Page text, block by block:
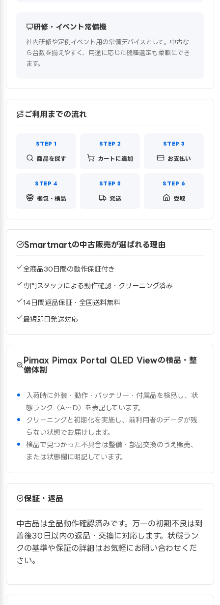
研修・イベント常備機
社内研修や定例イベント用の常備デバイスとして。中古な
ら台数を揃えやすく、用途に応じた機種選定も柔軟にでき
ます。
ご利用までの流れ
商品を探す カートに追加 お支払い
梱包・検品 発送 受取
Smartmartの中古販売が選ばれる理由
全商品30日間の動作保証付き
専門スタッフによる動作確認・クリーニング済み
14日間返品保証・全国送料無料
最短即日発送対応
Pimax Pimax Portal QLED Viewの検品・整
備体制
入荷時に外装・動作・バッテリー・付属品を検品し、状
態ランク（A〜D）を表記しています。
クリーニングと初期化を実施し、前利用者のデータが残
らない状態でお届けします。
検品で見つかった不具合は整備・部品交換のうえ販売、
または状態欄に明記しています。
保証・返品
中古品は全品動作確認済みです。万一の初期不良は到
着後30日以内の返品・交換に対応します。状態ラン
クの基準や保証の詳細はお気軽にお問い合わせくだ
さい。